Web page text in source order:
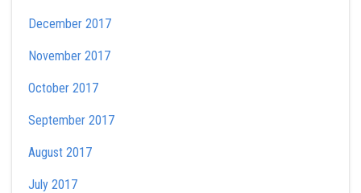
December 2017
November 2017
October 2017
September 2017
August 2017
July 2017